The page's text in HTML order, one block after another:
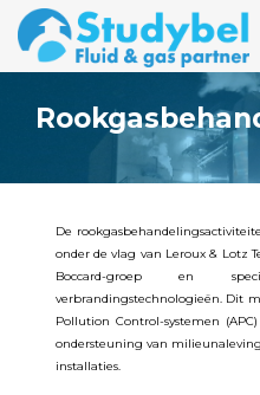
De
onder de vlag van Leroux & Lotz
Boccard-groep en
verbrandingstechnologieën. Dit
Pollution Control-systemen
ondersteuning van
installaties.